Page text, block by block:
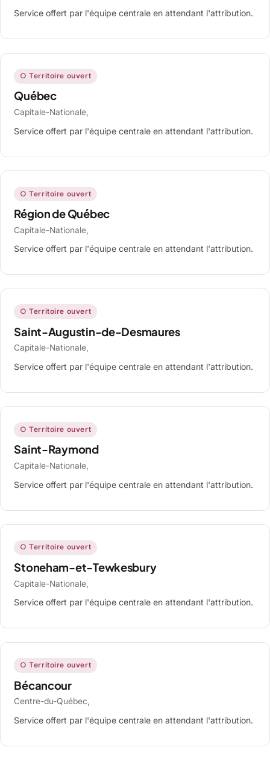
Service offert par l'équipe centrale en attendant l'attribution.
○ Territoire ouvert
Québec
Capitale-Nationale,
Service offert par l'équipe centrale en attendant l'attribution.
○ Territoire ouvert
Région de Québec
Capitale-Nationale,
Service offert par l'équipe centrale en attendant l'attribution.
○ Territoire ouvert
Saint-Augustin-de-Desmaures
Capitale-Nationale,
Service offert par l'équipe centrale en attendant l'attribution.
○ Territoire ouvert
Saint-Raymond
Capitale-Nationale,
Service offert par l'équipe centrale en attendant l'attribution.
○ Territoire ouvert
Stoneham-et-Tewkesbury
Capitale-Nationale,
Service offert par l'équipe centrale en attendant l'attribution.
○ Territoire ouvert
Bécancour
Centre-du-Québec,
Service offert par l'équipe centrale en attendant l'attribution.